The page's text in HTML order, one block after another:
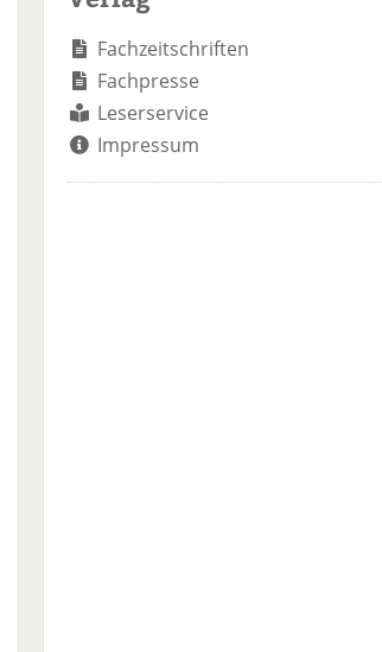
Fachzeitschriften
Fachpresse
Leserservice
Impressum